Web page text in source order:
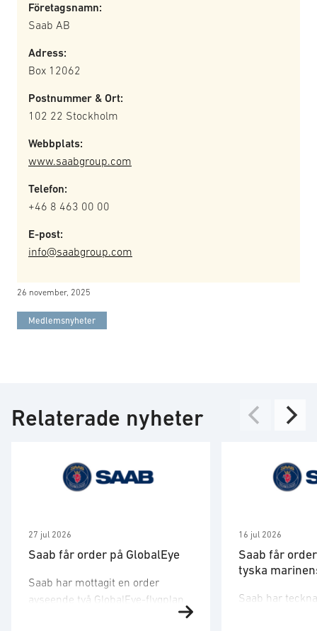
Företagsnamn:
Saab AB
Adress:
Box 12062
Postnummer & Ort:
102 22 Stockholm
Webbplats:
www.saabgroup.com
Telefon:
+46 8 463 00 00
E-post:
info@saabgroup.com
26 november, 2025
Medlemsnyheter
Relaterade nyheter
27 jul 2026
Saab får order på GlobalEye
Saab har mottagit en order
avseende två GlobalEye-flygplan
16 jul 2026
Saab får
tyska
Saab har